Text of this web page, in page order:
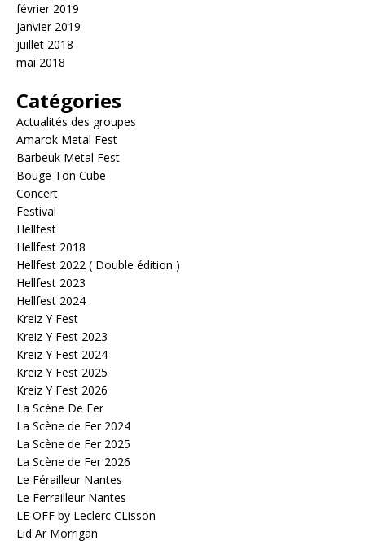
février 2019
janvier 2019
juillet 2018
mai 2018
Catégories
Actualités des groupes
Amarok Metal Fest
Barbeuk Metal Fest
Bouge Ton Cube
Concert
Festival
Hellfest
Hellfest 2018
Hellfest 2022 ( Double édition )
Hellfest 2023
Hellfest 2024
Kreiz Y Fest
Kreiz Y Fest 2023
Kreiz Y Fest 2024
Kreiz Y Fest 2025
Kreiz Y Fest 2026
La Scène De Fer
La Scène de Fer 2024
La Scène de Fer 2025
La Scène de Fer 2026
Le Férailleur Nantes
Le Ferrailleur Nantes
LE OFF by Leclerc CLisson
Lid Ar Morrigan